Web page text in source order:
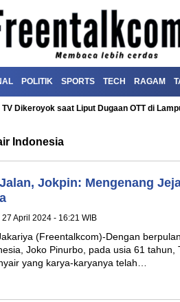
POLITIK SPORTS TECH RAGAM
Dikeroyok saat Liput Dugaan OTT di
Indonesia
Jokpin: Mengenang
27 April 2024 - 16:21 WIB
(Freentalkcom)-Dengan
Joko Pinurbo, pada usia 61 tahun,
yang karya-karyanya telah…